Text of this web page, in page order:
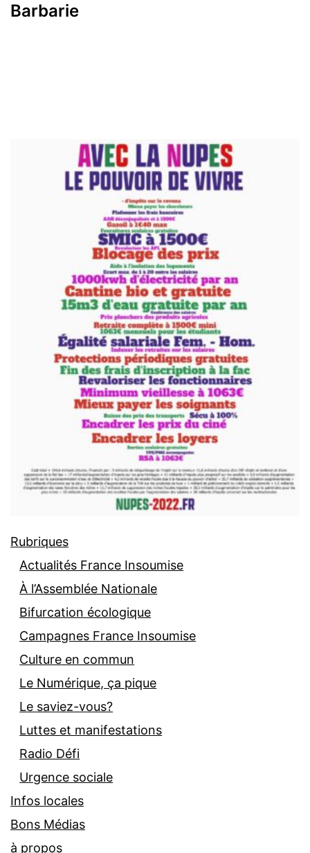
Barbarie
Rubriques
Actualités France Insoumise
À l’Assemblée Nationale
Bifurcation écologique
Campagnes France Insoumise
Culture en commun
Le Numérique, ça pique
Le saviez-vous?
Luttes et manifestations
Radio Défi
Urgence sociale
Infos locales
Bons Médias
à propos